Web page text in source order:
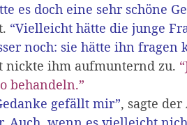
es doch eine sehr schöne
“Vielleicht hätte die junge
noch: sie hätte ihn fragen
nickte ihm aufmunternd zu.
behandeln.”
gefällt mir”, sagte